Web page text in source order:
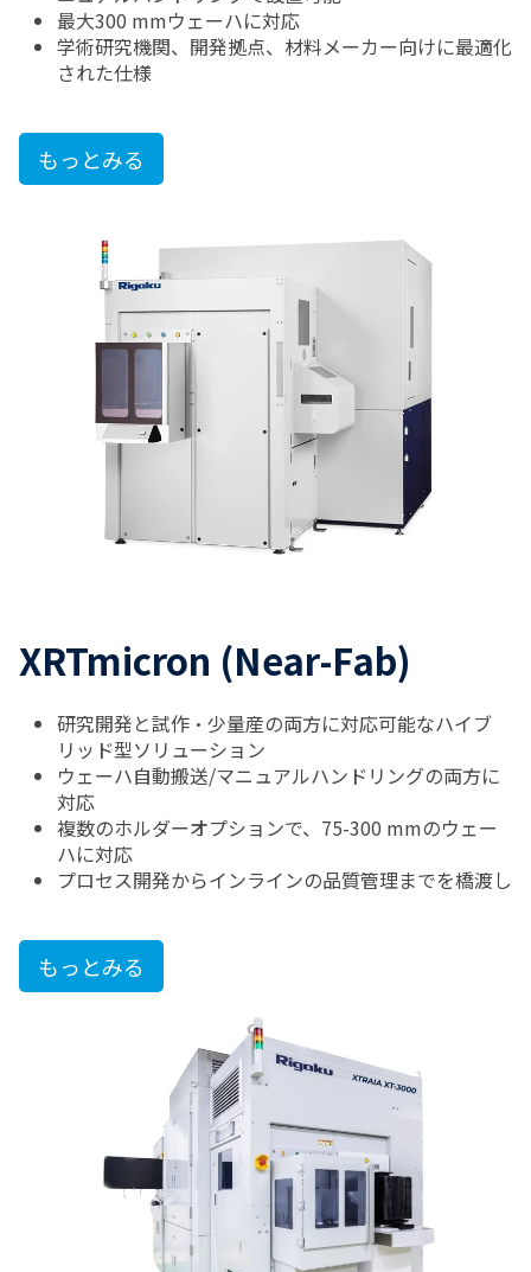
最大300 mmウェーハに対応
学術研究機関、開発拠点、材料メーカー向けに最適化
された仕様
もっとみる
XRTmicron (Near-Fab)
研究開発と試作・少量産の両方に対応可能なハイブ
リッド型ソリューション
ウェーハ自動搬送/マニュアルハンドリングの両方に
対応
複数のホルダーオプションで、75-300 mmのウェー
ハに対応
プロセス開発からインラインの品質管理までを橋渡し
もっとみる